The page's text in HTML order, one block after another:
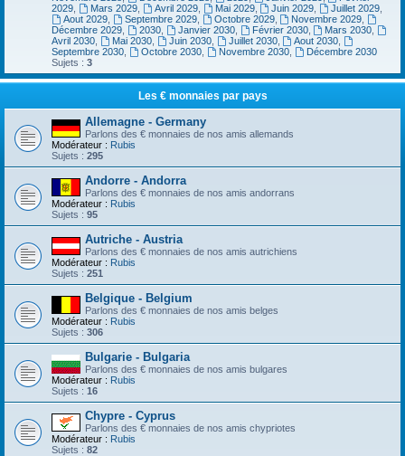
2029
Mars 2029, Avril 2029, Mai 2029, Juin 2029 Juillet 2029
Aout 2029, Septembre 2029, Octobre 2029, Novembre 2029
Décembre 2029
2030, Janvier 2030, Février 2030, Mars 2030
Avril 2030
Mai 2030, Juin 2030, Juillet 2030, Aout 2030
Septembre 2030
Octobre 2030, Novembre 2030,
Décembre 2030
Sujets : 3
Les € monnaies par pays
Allemagne - Germany
Parlons des € monnaies de nos amis allemands
Modérateur : Rubis
Sujets : 295
Andorre - Andorra
Parlons des € monnaies de nos amis andorrans
Modérateur : Rubis
Sujets : 95
Autriche - Austria
Parlons des € monnaies de nos amis autrichiens
Modérateur : Rubis
Sujets : 251
Belgique - Belgium
Parlons des € monnaies de nos amis belges
Modérateur : Rubis
Sujets : 306
Bulgarie - Bulgaria
Parlons des € monnaies de nos amis bulgares
Modérateur : Rubis
Sujets : 16
Chypre - Cyprus
Parlons des € monnaies de nos amis chypriotes
Modérateur : Rubis
Sujets : 82